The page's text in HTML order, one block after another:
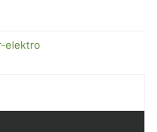
elektro